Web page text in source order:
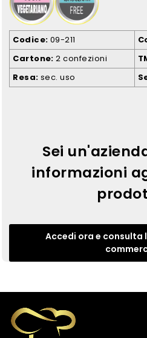
Codice 09-211
Cartone 2 confezioni
Resa sec. uso
Sei
informazioni
Accedi ora e consulta